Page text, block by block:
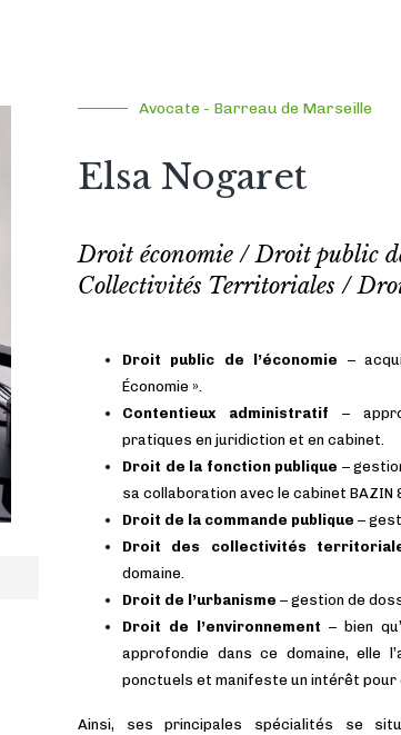
Certificat d'Aptitude à la Profession
Française du Barreau Paris)
Avocate - Barreau de Marseille
Elsa Nogaret
Droit économie / Droit public
Collectivités Territoriales /
Droit public de l’économie –
Économie ».
Contentieux administratif –
pratiques en juridiction et en cabinet.
Droit de la fonction publique –
sa collaboration avec le cabinet BAZIN
Droit de la commande publique –
Droit des collectivités
domaine.
Droit de l’urbanisme – gestion de
Droit de l’environnement – bien
approfondie dans ce domaine, elle
ponctuels et manifeste un intérêt pour
Ainsi, ses principales spécialités se